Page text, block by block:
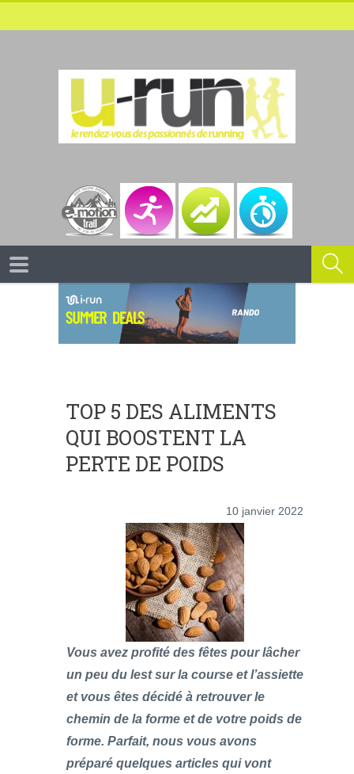
TOP 5 DES ALIMENTS
QUI BOOSTENT LA
PERTE DE POIDS
10 janvier 2022
Vous avez profité des fêtes pour lâcher
un peu du lest sur la course et l’assiette
et vous êtes décidé à retrouver le
chemin de la forme et de votre poids de
forme. Parfait, nous vous avons
préparé quelques articles qui vont